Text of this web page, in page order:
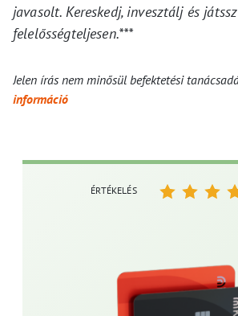
javasolt. Kereskedj, invesztálj és játssz
felelősségteljesen.***
Jelen írás nem minősül befektetési
információ
ÉRTÉKELÉS